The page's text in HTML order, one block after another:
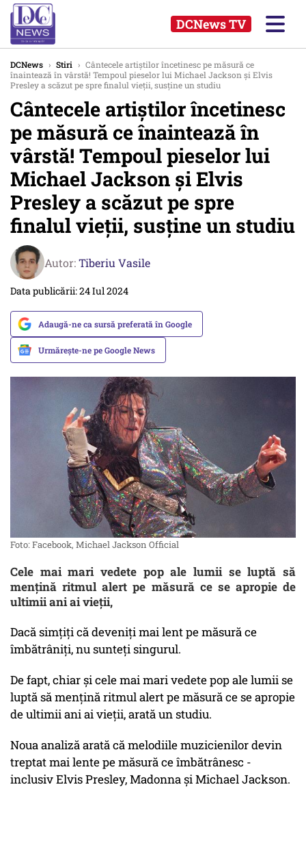
DCNews TV
DCNews › Stiri › Cântecele artiștilor încetinesc pe măsură ce
înaintează în vârstă! Tempoul pieselor lui Michael Jackson și Elvis
Presley a scăzut pe spre finalul vieții, susține un studiu
Cântecele artiștilor încetinesc
pe măsură ce înaintează în
vârstă! Tempoul pieselor lui
Michael Jackson și Elvis
Presley a scăzut pe spre
finalul vieții, susține un studiu
Autor:Tiberiu Vasile
Data publicării: 24 Iul 2024
Adaugă-ne ca sursă preferată în Google
Urmărește-ne pe Google News
Foto: Facebook, Michael Jackson Official
Cele mai mari vedete pop ale lumii se luptă să
mențină ritmul alert pe măsură ce se apropie de
ultimii ani ai vieții,
Dacă simțiți că deveniți mai lent pe măsură ce
îmbătrâniți, nu sunteți singurul.
De fapt, chiar și cele mai mari vedete pop ale lumii se
luptă să mențină ritmul alert pe măsură ce se apropie
de ultimii ani ai vieții, arată un studiu.
Noua analiză arată că melodiile muzicienilor devin
treptat mai lente pe măsură ce îmbătrânesc -
inclusiv Elvis Presley, Madonna și Michael Jackson.